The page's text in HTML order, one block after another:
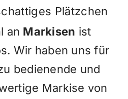
Plätzchen
an Markisen ist
Wir haben uns für
bedienende und
Markise von